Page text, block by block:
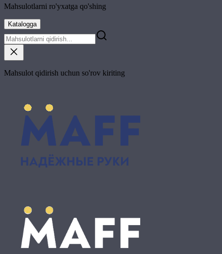
Mahsulotlarni ro'yxatga qo'shing
Katalogga
Mahsulot qidirish uchun so'rov kiriting